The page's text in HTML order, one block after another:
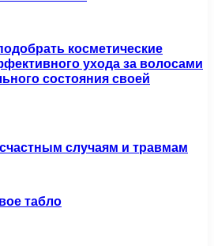
косметические
ухода за волосами
состояния своей
случаям и травмам
табло